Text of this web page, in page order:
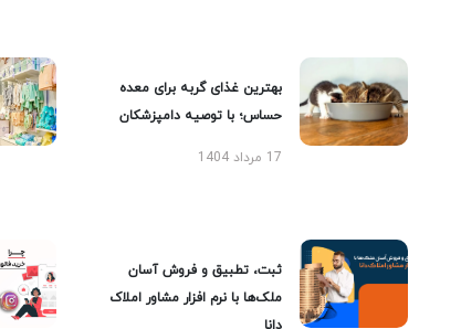
بهترین غذای گربه برای معده
حساس؛ با توصیه دامپزشکان
17 مرداد 1404
ثبت، تطبیق و فروش آسان
ملک‌ها با نرم افزار مشاور املاک